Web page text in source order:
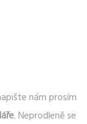
nám prosím
. Neprodleně se